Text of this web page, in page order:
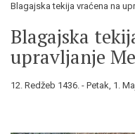
Blagajska tekija vraćena na
Blagajska
upravljanje
12. Redžeb 1436. - Petak, 1.